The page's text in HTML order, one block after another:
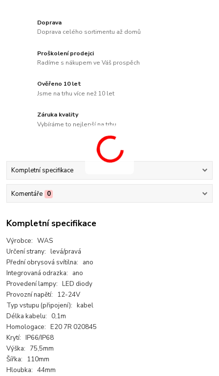
Doprava
Doprava celého sortimentu až domů
Proškolení prodejci
Radíme s nákupem ve Váš prospěch
Ověřeno 10 let
Jsme na trhu více než 10 let
Záruka kvality
Vybíráme to nejlepší na trhu
Kompletní specifikace
Komentáře 0
Kompletní specifikace
Výrobce: WAS
Určení strany: levá/pravá
Přední obrysová svítilna: ano
Integrovaná odrazka: ano
Provedení lampy: LED diody
Provozní napětí: 12-24V
Typ vstupu (připojení): kabel
Délka kabelu: 0,1m
Homologace: E20 7R 020845
Krytí: IP66/IP68
Výška: 75,5mm
Šířka: 110mm
Hloubka: 44mm